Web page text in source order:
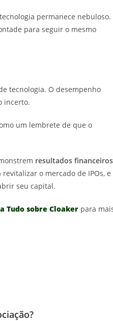
permanece nebuloso.
para seguir o mesmo
tecnologia. O desempenho
incerto.
um lembrete de que o
resultados financeiros
o mercado de IPOs, e
seu capital.
Tudo sobre Cloaker para